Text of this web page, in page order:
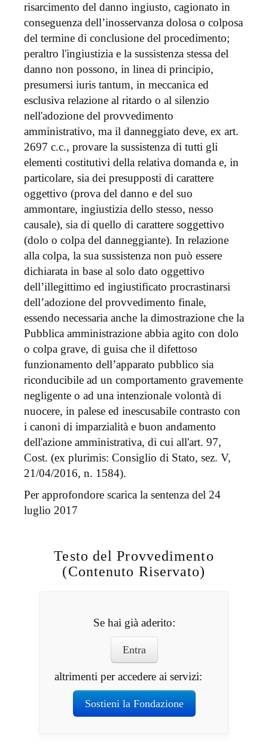
risarcimento del danno ingiusto, cagionato in
conseguenza dell’inosservanza dolosa o colposa
del termine di conclusione del procedimento;
peraltro l'ingiustizia e la sussistenza stessa del
danno non possono, in linea di principio,
presumersi iuris tantum, in meccanica ed
esclusiva relazione al ritardo o al silenzio
nell'adozione del provvedimento
amministrativo, ma il danneggiato deve, ex art.
2697 c.c., provare la sussistenza di tutti gli
elementi costitutivi della relativa domanda e, in
particolare, sia dei presupposti di carattere
oggettivo (prova del danno e del suo
ammontare, ingiustizia dello stesso, nesso
causale), sia di quello di carattere soggettivo
(dolo o colpa del danneggiante). In relazione
alla colpa, la sua sussistenza non può essere
dichiarata in base al solo dato oggettivo
dell’illegittimo ed ingiustificato procrastinarsi
dell’adozione del provvedimento finale,
essendo necessaria anche la dimostrazione che la
Pubblica amministrazione abbia agito con dolo
o colpa grave, di guisa che il difettoso
funzionamento dell’apparato pubblico sia
riconducibile ad un comportamento gravemente
negligente o ad una intenzionale volontà di
nuocere, in palese ed inescusabile contrasto con
i canoni di imparzialità e buon andamento
dell'azione amministrativa, di cui all'art. 97,
Cost. (ex plurimis: Consiglio di Stato, sez. V,
21/04/2016, n. 1584).
Per approfondore scarica la sentenza del 24
luglio 2017
Testo del Provvedimento
(Contenuto Riservato)
Se hai già aderito:
Entra
altrimenti per accedere ai servizi:
Sostieni la Fondazione